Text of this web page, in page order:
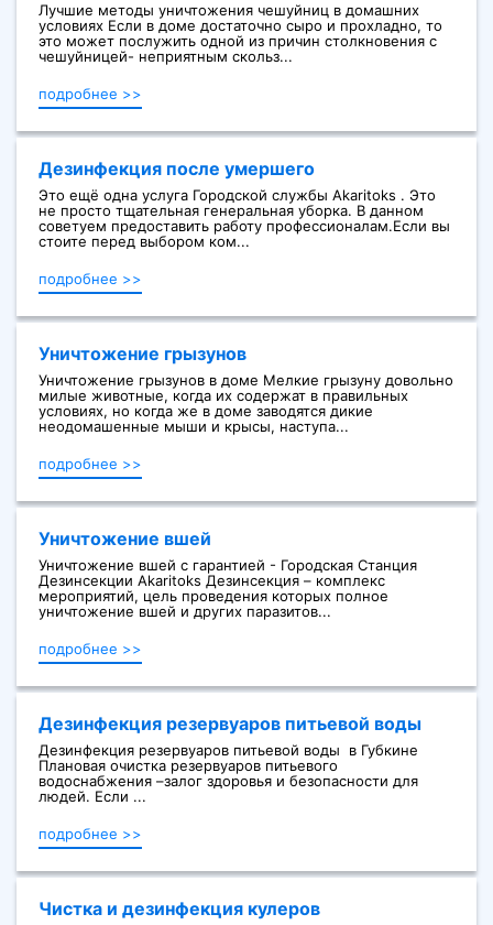
Лучшие методы уничтожения чешуйниц в домашних
условиях Если в доме достаточно сыро и прохладно, то
это может послужить одной из причин столкновения с
чешуйницей- неприятным скольз...
подробнее >>
Дезинфекция после умершего
Это ещё одна услуга Городской службы Akaritoks . Это
не просто тщательная генеральная уборка. В данном
советуем предоставить работу профессионалам.Если вы
стоите перед выбором ком...
подробнее >>
Уничтожение грызунов
Уничтожение грызунов в доме Мелкие грызуну довольно
милые животные, когда их содержат в правильных
условиях, но когда же в доме заводятся дикие
неодомашенные мыши и крысы, наступа...
подробнее >>
Уничтожение вшей
Уничтожение вшей с гарантией - Городская Станция
Дезинсекции Akaritoks Дезинсекция – комплекс
мероприятий, цель проведения которых полное
уничтожение вшей и других паразитов...
подробнее >>
Дезинфекция резервуаров питьевой воды
Дезинфекция резервуаров питьевой воды в Губкине
Плановая очистка резервуаров питьевого
водоснабжения –залог здоровья и безопасности для
людей. Если ...
подробнее >>
Чистка и дезинфекция кулеров